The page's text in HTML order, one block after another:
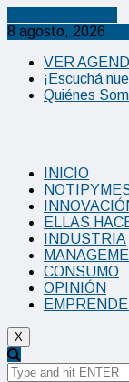
8 agosto, 2026
VER
¡Escuchá
Quiénes
INICIO
ELLAS
INDUSTRIA
CONSUMO
OPINIÓN
X